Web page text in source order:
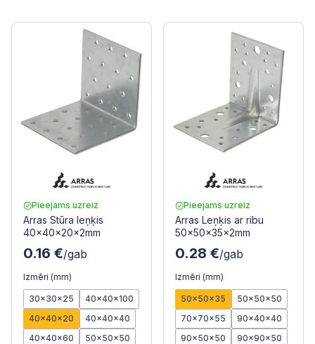
Pieejams uzreiz
Arras Stūra leņķis
40x40x20x2mm
0.16 €/gab
Izmēri (mm)
30x30x25
40x40x100
40x40x20
40x40x40
40x40x60
50x50x50
Pieejams uzreiz
Arras Leņķis ar ribu
50x50x35x2mm
0.28 €/gab
Izmēri (mm)
50x50x35
50x50x50
70x70x55
90x40x40
90x50x50
90x90x50